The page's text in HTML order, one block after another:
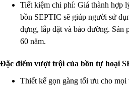
Tiết kiệm chi phí: Giá thành hợp
bồn SEPTIC sẽ giúp người sử
dựng, lắp đặt và bảo dưỡng. Sản
60 năm.
Đặc điểm vượt trội của bồn tự hoại
Thiết kế gọn gàng tối ưu cho